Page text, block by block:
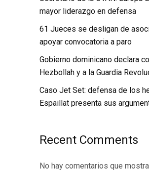
mayor liderazgo en defensa
61 Jueces se desligan de
apoyar convocatoria a paro
Gobierno dominicano declara
Hezbollah y a la Guardia
Caso Jet Set: defensa de los
Espaillat presenta sus
Recent Comments
No hay comentarios que